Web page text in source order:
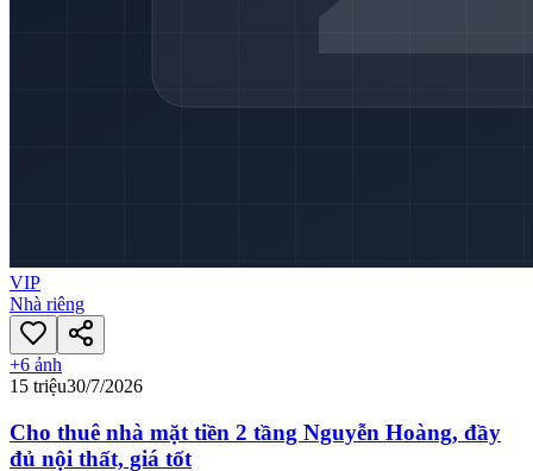
VIP
Nhà riêng
+6 ảnh
15 triệu30/7/2026
Cho thuê nhà mặt tiền 2 tầng Nguyễn Hoàng, đầy
đủ nội thất, giá tốt